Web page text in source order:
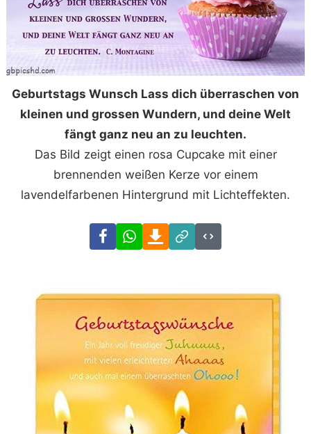
Geburtstags Wunsch Lass dich überraschen von
kleinen und grossen Wundern, und deine Welt
fängt ganz neu an zu leuchten.
Das Bild zeigt einen rosa Cupcake mit einer
brennenden weißen Kerze vor einem
lavendelfarbenen Hintergrund mit Lichteffekten.
FacebookWhatsAppDownload
Link
Code